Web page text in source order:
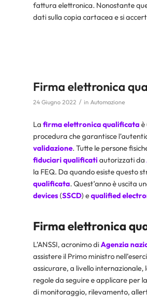
fattura elettronica. Nonostante
dati sulla copia cartacea e si
Firma elettronica
24 Giugno 2022 / in Automazione
La firma elettronica qualificataè
procedura che garantisce
validazione. Tutte le persone
fiduciari qualificatiautorizzati da
la FEQ. Da quando esiste questo
qualificata. Quest’anno è uscita
devices(SSCD) equalified
Firma elettronica
L’ANSSI, acronimo diAgenzia
assistere il Primo ministro
assicurare, a livello
regole da seguire e applicare per
di monitoraggio, rilevamento,